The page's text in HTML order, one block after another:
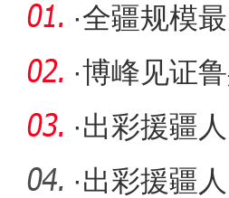
·全疆规模
师开机投
·博峰见证
兵团工作
·出彩援疆
·出彩援疆